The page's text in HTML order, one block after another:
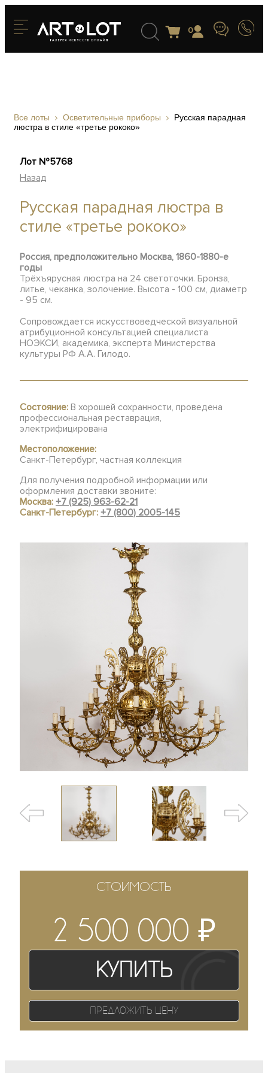
0
Все лоты Осветительные приборы
Русская парадная
люстра в стиле «третье рококо»
Лот №5768
Назад
Русская парадная люстра в
стиле «третье рококо»
Россия, предположительно Москва, 1860-1880-е
годы
Трёхъярусная люстра на 24 светоточки. Бронза,
литье, чеканка, золочение. Высота - 100 см, диаметр
- 95 см.
Сопровождается искусствоведческой визуальной
атрибуционной консультацией специалиста
НОЭКСИ, академика, эксперта Министерства
культуры РФ А.А. Гилодо.
Состояние: В хорошей сохранности, проведена
профессиональная реставрация,
электрифицирована
Местоположение:
Санкт-Петербург, частная коллекция
Для получения подробной информации или
оформления доставки звоните:
Москва:+7 (925) 963-62-21
Санкт-Петербург:+7 (800) 2005-145
СТОИМОСТЬ
2 500 000₽
Купить
Предложить цену